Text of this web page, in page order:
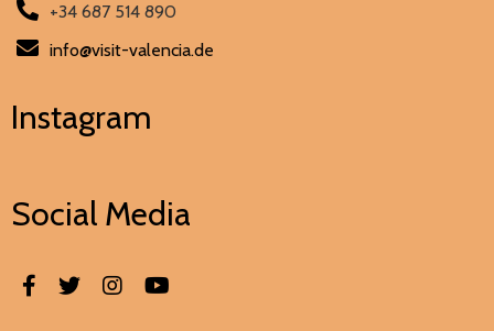
+34 687 514 890
info@visit-valencia.de
Instagram
Social Media